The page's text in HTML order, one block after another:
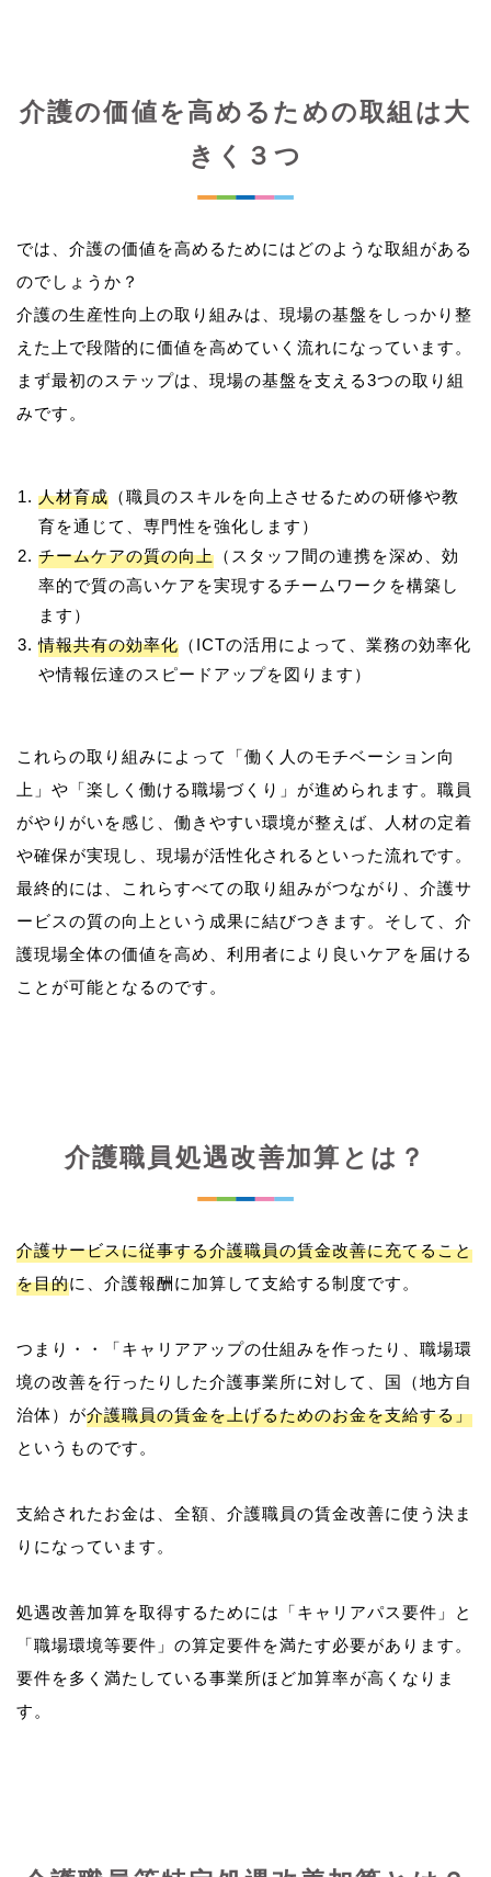
介護の価値を高めるための取組は大
きく３つ
では、介護の価値を高めるためにはどのような取組がある
のでしょうか？
介護の生産性向上の取り組みは、現場の基盤をしっかり整
えた上で段階的に価値を高めていく流れになっています。
まず最初のステップは、現場の基盤を支える3つの取り組
人材育成 （職員のスキルを向上させるための研修や教
育を通じて、専門性を強化します）
チームケアの質の向上 （スタッフ間の連携を深め、効
率的で質の高いケアを実現するチームワークを構築し
ます）
情報共有の効率化 （ICTの活用によって、業務の効率化
や情報伝達のスピードアップを図ります）
これらの取り組みによって「働く人のモチベーション向
上」や「楽しく働ける職場づくり」が進められます。職員
がやりがいを感じ、働きやすい環境が整えば、人材の定着
や確保が実現し、現場が活性化されるといった流れです。
最終的には、これらすべての取り組みがつながり、介護サ
ービスの質の向上という成果に結びつきます。そして、介
護現場全体の価値を高め、利用者により良いケアを届ける
介護職員処遇改善加算とは？
介護サービスに従事する介護職員の賃金改善に充てること
を目的に、介護報酬に加算して支給する制度です。
つまり・・「キャリアアップの仕組みを作ったり、職場環
境の改善を行ったりした介護事業所に対して、国（地方自
治体）が介護職員の賃金を上げるためのお金を支給する」
というものです。
支給されたお金は、全額、介護職員の賃金改善に使う決ま
りになっています。
処遇改善加算を取得するためには「キャリアパス要件」と
「職場環境等要件」の算定要件を満たす必要があります。
要件を多く満たしている事業所ほど加算率が高くなりま
す。